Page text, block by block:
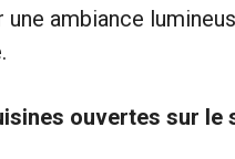
une ambiance
ouvertes sur le